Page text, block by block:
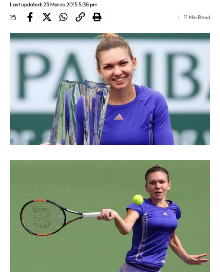
Last updated: 23 Marzo 2015 5:38 pm
11 Min Read